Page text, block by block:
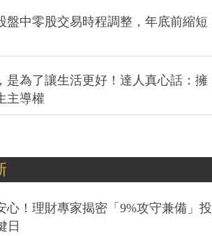
盤中零股交易時程調整，年底前縮短
是為了讓生活更好！達人真心話：擁
主導權
心！理財專家揭密「9%攻守兼備」投
日